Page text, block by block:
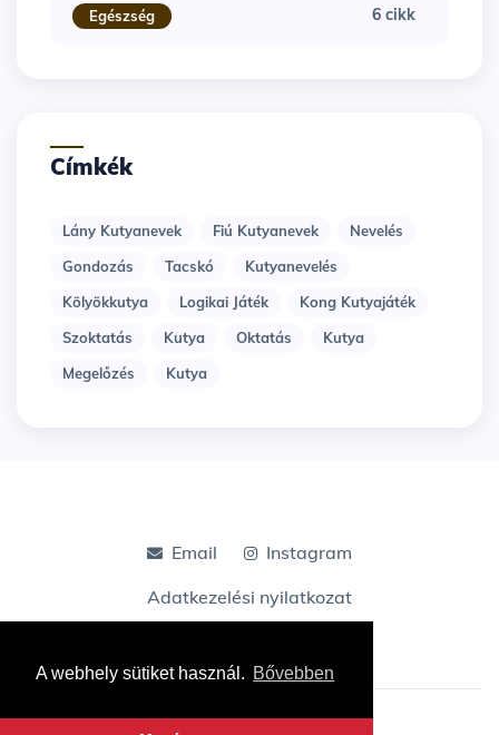
A webhely sütiket használ. Bővebben
Egészség 6 cikk
Címkék
Lány Kutyanevek Fiú Kutyanevek
Nevelés
Gondozás
Tacskó
Kutyanevelés
Kölyökkutya
Logikai Játék
Kong Kutyajáték
Szoktatás
Kutya Oktatás
Kutya
Megelőzés
Kutya
Email
Instagram
Adatkezelési nyilatkozat